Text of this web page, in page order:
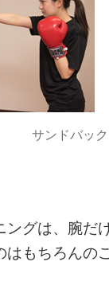
サンドバッ
ングは、腕だ
もちろんの